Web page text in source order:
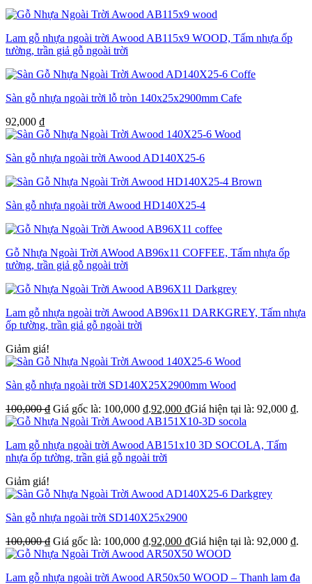
Lam gỗ nhựa ngoài trời Awood AB115x9 WOOD, Tấm nhựa ốp
tường, trần giả gỗ ngoài trời
Sàn gỗ nhựa ngoài trời lỗ tròn 140x25x2900mm Cafe
92,000 ₫
Sàn gỗ nhựa ngoài trời Awood AD140X25-6
Sàn gỗ nhựa ngoài trời Awood HD140X25-4
Gỗ Nhựa Ngoài Trời AWood AB96x11 COFFEE, Tấm nhựa ốp
tường, trần giả gỗ ngoài trời
Lam gỗ nhựa ngoài trời Awood AB96x11 DARKGREY, Tấm nhựa
ốp tường, trần giả gỗ ngoài trời
Giảm giá!
Sàn gỗ nhựa ngoài trời SD140X25X2900mm Wood
100,000₫ Giá gốc là: 100,000 ₫.92,000 ₫Giá hiện tại là: 92,000 ₫.
Lam gỗ nhựa ngoài trời Awood AB151x10 3D SOCOLA, Tấm
nhựa ốp tường, trần giả gỗ ngoài trời
Giảm giá!
Sàn gỗ nhựa ngoài trời SD140X25x2900
100,000₫ Giá gốc là: 100,000 ₫.92,000 ₫Giá hiện tại là: 92,000 ₫.
Lam gỗ nhựa ngoài trời Awood AR50x50 WOOD – Thanh lam đa